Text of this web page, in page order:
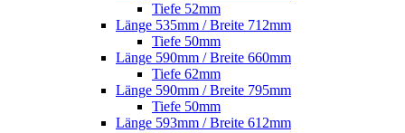
Tiefe 52mm
Länge 535mm / Breite 712mm
Tiefe 50mm
Länge 590mm / Breite 660mm
Tiefe 62mm
Länge 590mm / Breite 795mm
Tiefe 50mm
Länge 593mm / Breite 612mm